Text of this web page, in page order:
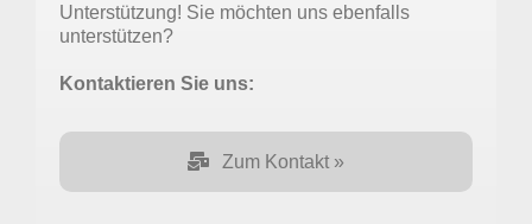
Unterstützung! Sie möchten uns ebenfalls
unterstützen?
Kontaktieren Sie uns:
Zum Kontakt »